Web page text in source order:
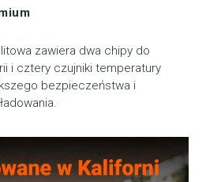
zawiera dwa chipy do
i cztery czujniki temperatury
bezpieczeństwa i